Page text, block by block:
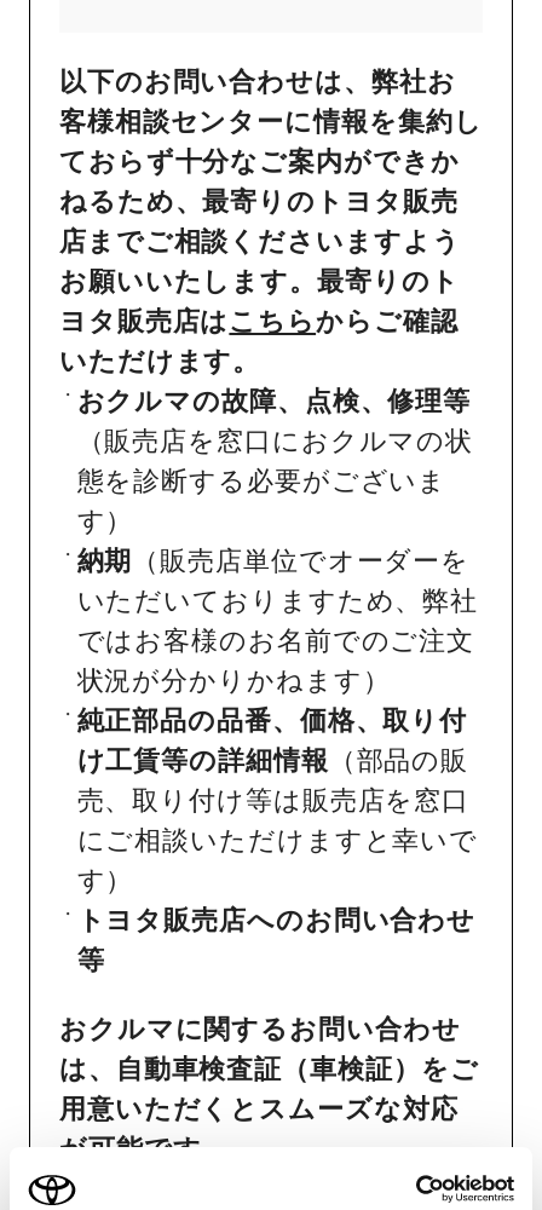
以下のお問い合わせは、弊社お
客様相談センターに情報を集約し
ておらず十分なご案内ができか
ねるため、最寄りのトヨタ販売
店までご相談くださいますよう
お願いいたします。最寄りのト
ヨタ販売店はこちら からご確認
いただけます。
おクルマの故障、点検、修理等
（販売店を窓口におクルマの状
態を診断する必要がございま
す）
納期
（販売店単位でオーダーを
いただいておりますため、弊社
ではお客様のお名前でのご注文
状況が分かりかねます）
純正部品の品番、価格、取り付
け工賃等の詳細情報 （部品の販
売、取り付け等は販売店を窓口
にご相談いただけますと幸いで
す）
トヨタ販売店へのお問い合わせ
等
おクルマに関するお問い合わせ
は、自動車検査証（車検証）をご
用意いただくとスムーズな対応
が可能です。